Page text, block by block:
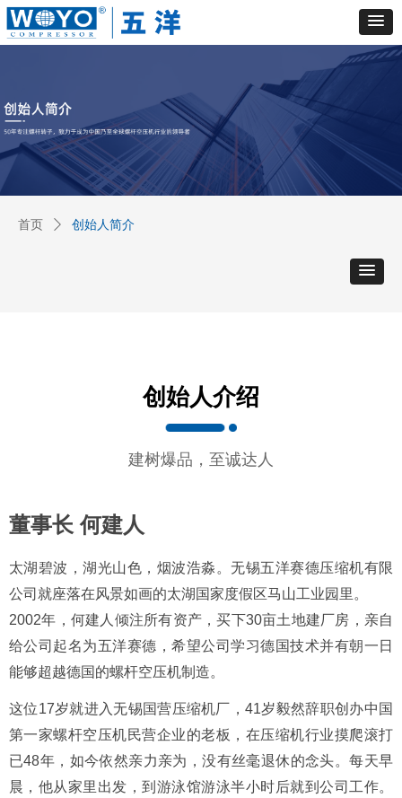
首页 ꄲ 创始人简介
董事长 何建人
太湖碧波，湖光山色，烟波浩淼。无锡五洋赛德压缩机有限
公司就座落在风景如画的太湖国家度假区马山工业园里。
2002年，何建人倾注所有资产，买下30亩土地建厂房，亲自
给公司起名为五洋赛德，希望公司学习德国技术并有朝一日
能够超越德国的螺杆空压机制造。
这位17岁就进入无锡国营压缩机厂，41岁毅然辞职创办中国
第一家螺杆空压机民营企业的老板，在压缩机行业摸爬滚打
已48年，如今依然亲力亲为，没有丝毫退休的念头。每天早
晨，他从家里出发，到游泳馆游泳半小时后就到公司工作。
创始人介绍
建树爆品，至诚达人